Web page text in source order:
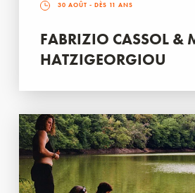
30 AOÛT - DÈS 11 ANS
FABRIZIO CASSOL &
HATZIGEORGIOU